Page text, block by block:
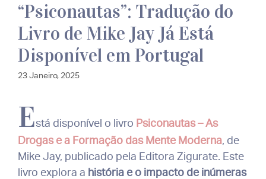
“Psiconautas”: Tradução do
Livro de Mike Jay Já Está
Disponível em Portugal
23 Janeiro, 2025
Está disponível o livro Psiconautas – As
Drogas e a Formação das Mente Moderna, de
Mike Jay, publicado pela Editora Zigurate. Este
livro explora a história e o impacto de inúmeras